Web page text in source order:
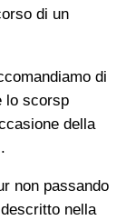
di un
di
lo scorsp
della
non passando
nella